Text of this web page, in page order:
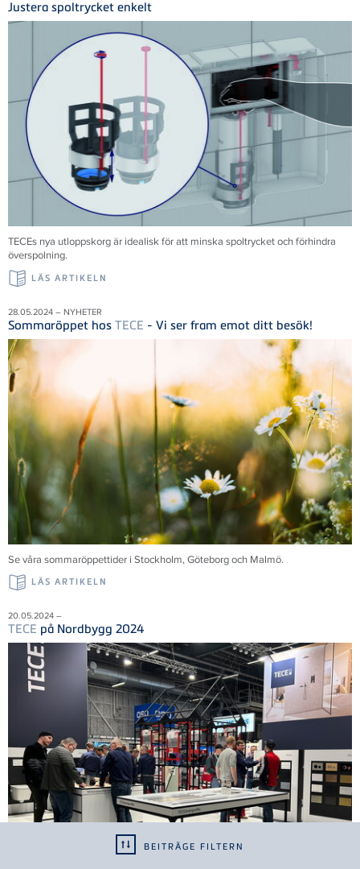
BEITRÄGE FILTERN
Justera spoltrycket enkelt
TECEs nya utloppskorg är idealisk för att minska spoltrycket och förhindra
överspolning.
LÄS ARTIKELN
28.05.2024 – NYHETER
Sommaröppet hos TECE - Vi ser fram emot ditt besök!
Se våra sommaröppettider i Stockholm, Göteborg och Malmö.
LÄS ARTIKELN
20.05.2024 –
TECE på Nordbygg 2024